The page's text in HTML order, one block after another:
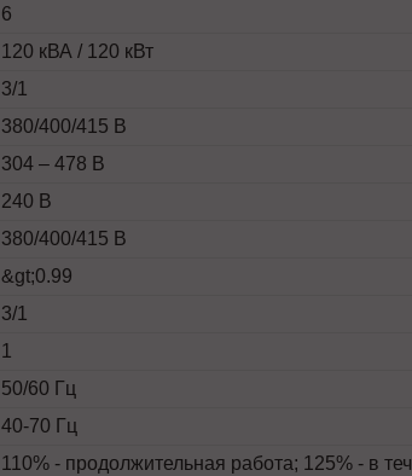
6
120 кВА / 120 кВт
3/1
380/400/415 В
304 – 478 В
240 В
380/400/415 В
&gt;0.99
3/1
1
50/60 Гц
40-70 Гц
110% - продолжительная работа; 125% - в